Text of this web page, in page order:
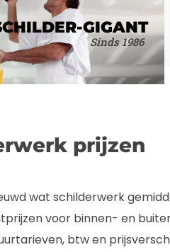
GIGANT
Sinds 1986
prijzen
wat schilderwerk
voor binnen- en
btw en